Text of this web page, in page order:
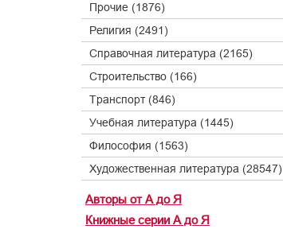
Прочие (1876)
Религия (2491)
Справочная литература (2165)
Строительство (166)
Транспорт (846)
Учебная литература (1445)
Философия (1563)
Художественная литература (28547)
Авторы от А до Я
Книжные серии А до Я